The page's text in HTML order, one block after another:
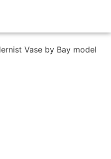
Vase by Bay model